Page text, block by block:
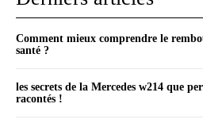
Comment mieux comprendre le
santé ?
les secrets de la Mercedes w214 que
racontés !